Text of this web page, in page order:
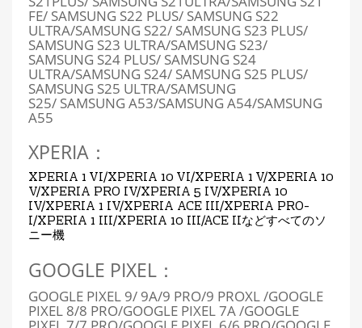
FE/ SAMSUNG S22 PLUS/ SAMSUNG S22
ULTRA/SAMSUNG S22/ SAMSUNG S23 PLUS/
SAMSUNG S23 ULTRA/SAMSUNG S23/
SAMSUNG S24 PLUS/ SAMSUNG S24
ULTRA/SAMSUNG S24/ SAMSUNG S25 PLUS/
SAMSUNG S25 ULTRA/SAMSUNG
S25/ SAMSUNG A53/SAMSUNG A54/SAMSUNG
A55
XPERIA：
XPERIA 1 VI/XPERIA 10 VI/XPERIA 1 V/XPERIA 10
V/XPERIA PRO IV/XPERIA 5 IV/XPERIA 10
IV/XPERIA 1 IV/XPERIA ACE III/XPERIA PRO-
I/XPERIA 1 III/XPERIA 10 III/ACE IIなどすべてのソ
ニー機
GOOGLE PIXEL：
GOOGLE PIXEL 9/ 9A/9 PRO/9 PROXL /GOOGLE
PIXEL 8/8 PRO/GOOGLE PIXEL 7A /GOOGLE